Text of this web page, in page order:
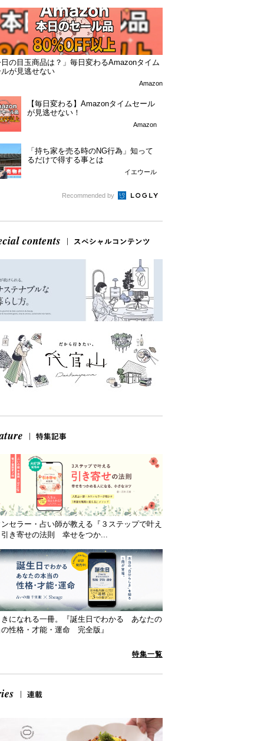
の目玉商品は？」毎日変わるAmazonタイム
が見逃せない
Amazon
【毎日変わる】Amazonタイムセール
が見逃せない！
Amazon
「持ち家を売る時のNG行為」知って
るだけで得する事とは
イエウール
Recommended by
セラー・占い師が教える『３ステップで叶え
き寄せの法則 幸せをつか...
きになれる一冊。『誕生日でわかる あなたの
性格・才能・運命 完全版』
特集一覧